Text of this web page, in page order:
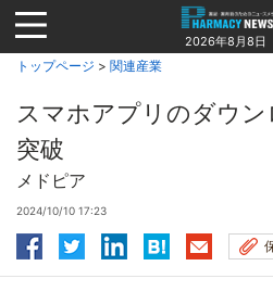
Jump
to
navigation
2026年8月8日
トップページ > 関連産業
スマホアプリのダウ
突破
メドピア
2024/10/10 17:23